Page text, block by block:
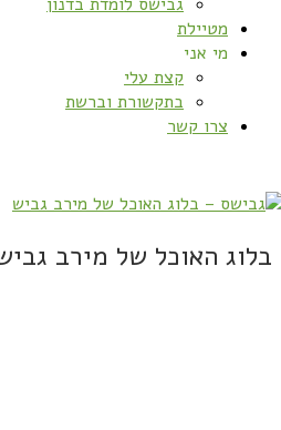
מטיילת
מי אני
קצת עלי
בתקשורת וברשת
צרו קשר
בלוג האוכל של מירב